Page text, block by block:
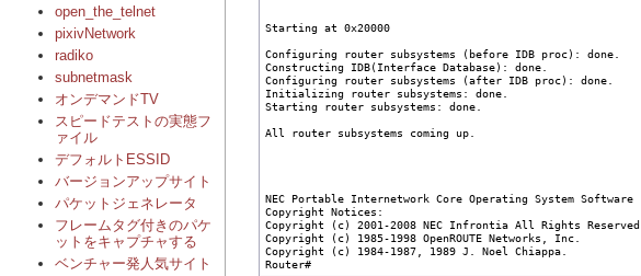
open_the_telnet
pixivNetwork
radiko
subnetmask
オンデマンドTV
スピードテストの実態フ
ァイル
デフォルトESSID
バージョンアップサイト
パケットジェネレータ
フレームタグ付きのパケ
ットをキャプチャする
ベンチャー発人気サイト
Starting at 0x20000
Configuring router subsystems (before IDB proc): done.
Constructing IDB(Interface Database): done.
Configuring router subsystems (after IDB proc): done.
Initializing router subsystems: done.
Starting router subsystems: done.
All router subsystems coming up.
NEC Portable Internetwork Core Operating System Software
Copyright Notices:
Copyright (c) 2001-2008 NEC Infrontia All Rights Reserved.
Copyright (c) 1985-1998 OpenROUTE Networks, Inc.
Copyright (c) 1984-1987, 1989 J. Noel Chiappa.
Router#